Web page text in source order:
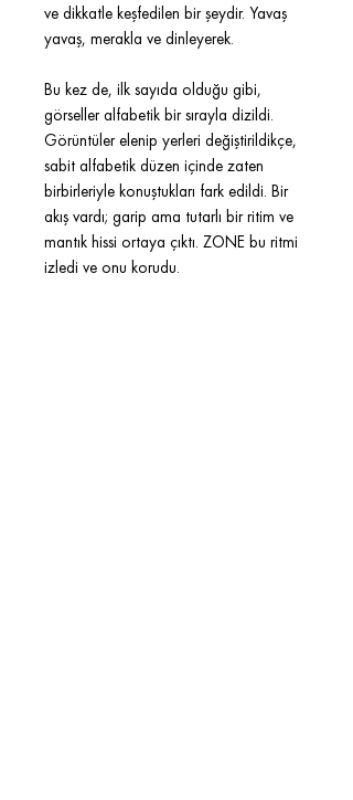
ve dikkatle keşfedilen bir şeydir. Yavaş
yavaş, merakla ve dinleyerek.
Bu kez de, ilk sayıda olduğu gibi,
görseller alfabetik bir sırayla dizildi.
Görüntüler elenip yerleri değiştirildikçe,
sabit alfabetik düzen içinde zaten
birbirleriyle konuştukları fark edildi. Bir
akış vardı; garip ama tutarlı bir ritim ve
mantık hissi ortaya çıktı. ZONE bu ritmi
izledi ve onu korudu.